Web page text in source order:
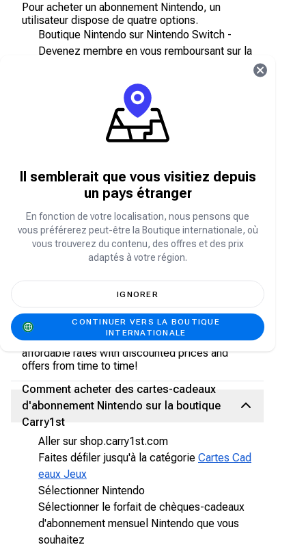
Pour acheter un abonnement Nintendo, un
utilisateur dispose de quatre options.
Boutique Nintendo sur Nintendo Switch -
Devenez membre en vous remboursant sur la
Rejoindre l'abonnement ».
Achetez un abonnement sur le site web de
Achetez un abonnement Nintendo auprès de
jeu sélectionné et un abonnement Nintendo
Où acheter des cartes-cadeaux
d'abonnement Nintendo en ligne
and services— grab your Nintendo gift cards
from theCarry1st Acheter.We accept secure
payment methods, like PayPal, Chipper, Crypto,
bank transfers, and more. We also offer
affordable rates with discounted prices and
offers from time to time!
Comment acheter des cartes-cadeaux
d'abonnement Nintendo sur la boutique
Carry1st
Aller sur shop.carry1st.com
Faites défiler jusqu'à la catégorie Cartes Cad
eaux Jeux
Sélectionner Nintendo
Sélectionner le forfait de chèques-cadeaux
d'abonnement mensuel Nintendo que vous
souhaitez
Il semblerait que vous visitiez depuis
un pays étranger
En fonction de votre localisation, nous pensons que
vous préférerez peut-être la Boutique internationale, où
vous trouverez du contenu, des offres et des prix
adaptés à votre région.
IGNORER
CONTINUER VERS LA BOUTIQUE
INTERNATIONALE